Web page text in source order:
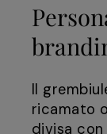
Il
ricamato
divisa